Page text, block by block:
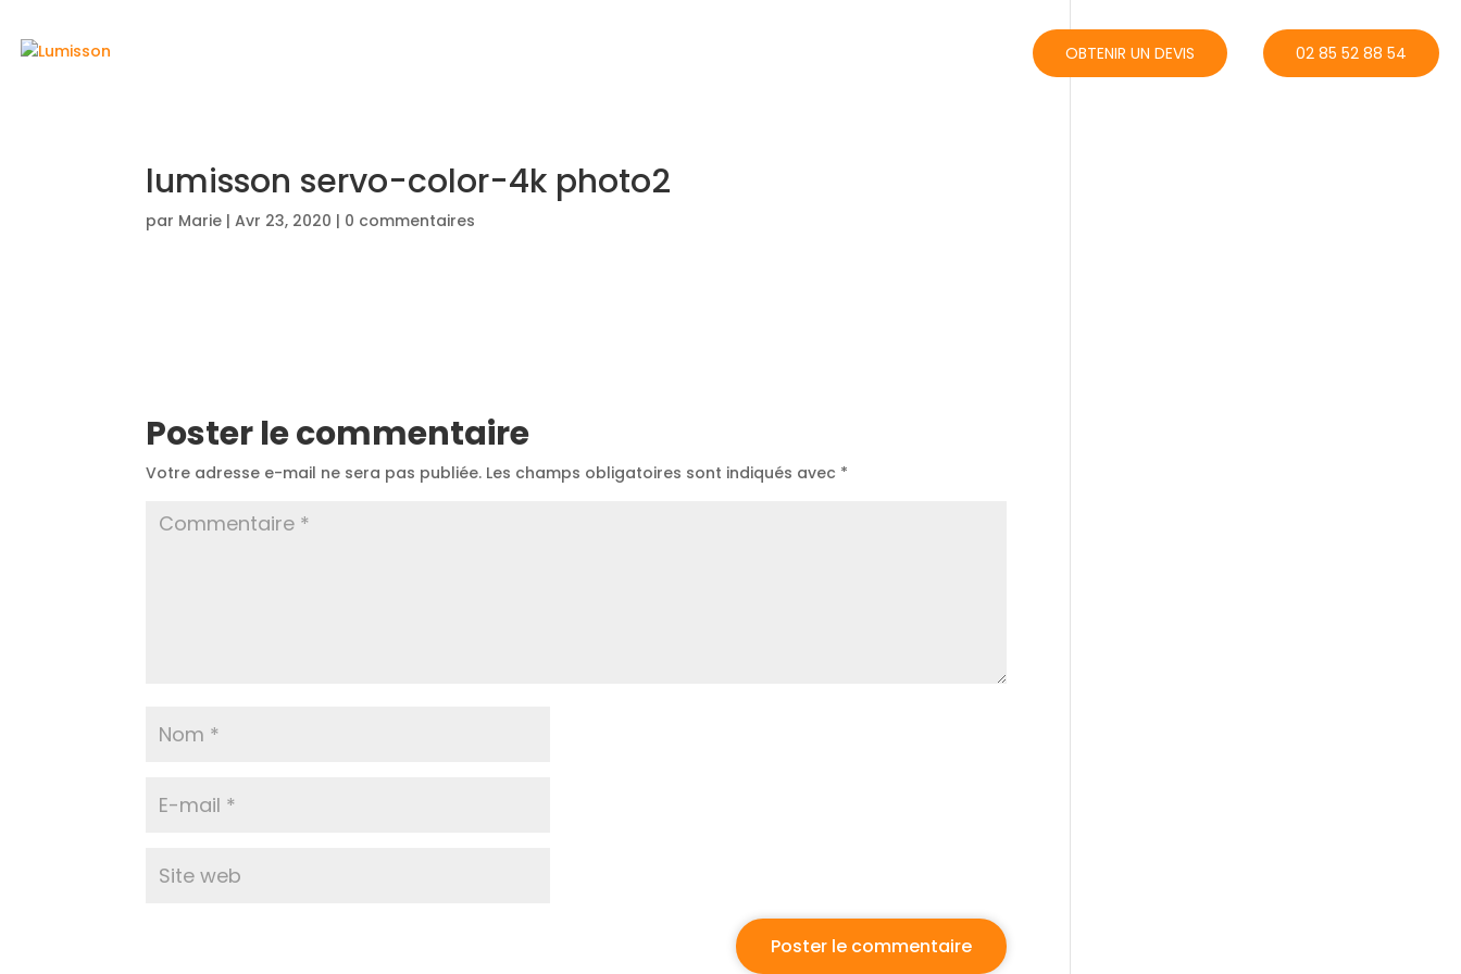
OBTENIR UN DEVIS 02 85 52 88 54
lumisson servo-color-4k photo2
par Marie |Avr 23, 2020 | 0 commentaires
Poster le commentaire
Votre adresse e-mail ne sera pas publiée. Les champs obligatoires sont indiqués avec *